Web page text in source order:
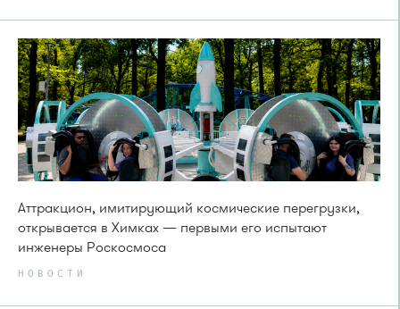
Аттракцион, имитирующий космические перегрузки,
открывается в Химках — первыми его испытают
инженеры Роскосмоса
НОВОСТИ